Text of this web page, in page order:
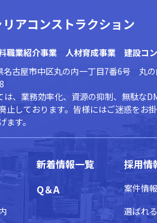
アコンストラクション
職業紹介事業 人材育成事業 建設コ
名古屋市中区丸の内一丁目7番6号 丸
は、業務効率化、資源の抑制、無駄な
止しております。皆様にはご迷惑をお
ます。
新着情報一覧
Q＆A
採用情
案件情
選ばれ